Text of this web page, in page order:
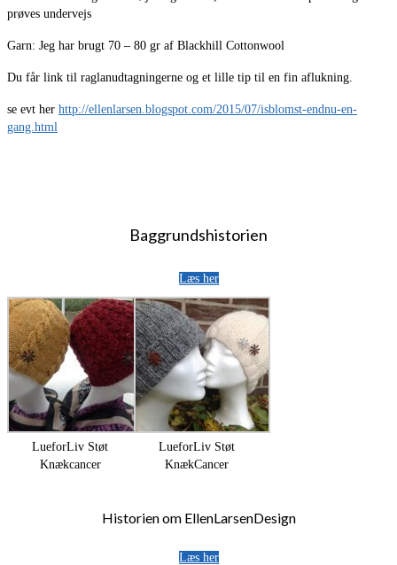
prøves undervejs
Garn: Jeg har brugt 70 – 80 gr af Blackhill Cottonwool
Du får link til raglanudtagningerne og et lille tip til en fin aflukning.
se evt her http://ellenlarsen.blogspot.com/2015/07/isblomst-endnu-en-
gang.html
Baggrundshistorien
Læs her
LueforLiv Støt
Knækcancer
LueforLiv Støt
KnækCancer
Historien om EllenLarsenDesign
Læs her